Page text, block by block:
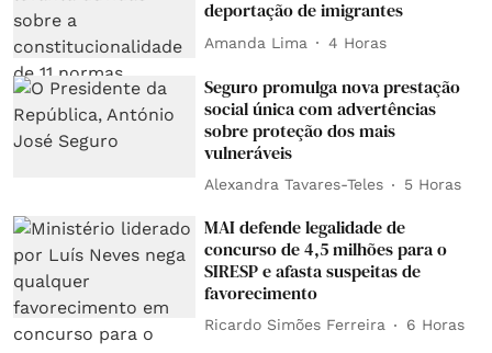
deportação de imigrantes
Amanda Lima 4 Horas
Seguro promulga nova prestação
social única com advertências
sobre proteção dos mais
vulneráveis
Alexandra Tavares-Teles 5 Horas
MAI defende legalidade de
concurso de 4,5 milhões para o
SIRESP e afasta suspeitas de
favorecimento
Ricardo Simões Ferreira 6 Horas